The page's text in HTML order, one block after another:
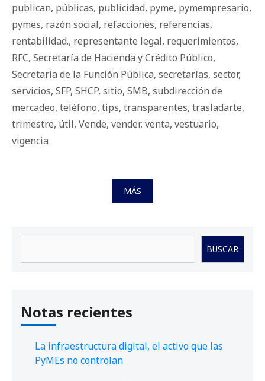
publican, públicas, publicidad, pyme, pymempresario,
pymes, razón social, refacciones, referencias,
rentabilidad., representante legal, requerimientos,
RFC, Secretaría de Hacienda y Crédito Público,
Secretaría de la Función Pública, secretarías, sector,
servicios, SFP, SHCP, sitio, SMB, subdirección de
mercadeo, teléfono, tips, transparentes, trasladarte,
trimestre, útil, Vende, vender, venta, vestuario,
vigencia
MÁS
BUSCAR
Notas recientes
La infraestructura digital, el activo que las
PyMEs no controlan